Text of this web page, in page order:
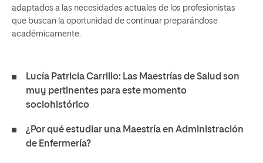
adaptados a las necesidades actuales de los profesionistas
que buscan la oportunidad de continuar preparándose
académicamente.
Lucía Patricia Carrillo: Las Maestrías de Salud son
muy pertinentes para este momento
sociohistórico
¿Por qué estudiar una Maestría en Administración
de Enfermería?